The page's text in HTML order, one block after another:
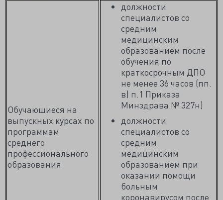
Обучающиеся на
выпускных курсах по
программам
среднего
профессионального
образования
должности
специалистов со
средним
медицинским
образованием после
обучения по
краткосрочным ДПО
не менее 36 часов (пп.
в) п.1 Приказа
Минздрава № 327н)
должности
специалистов со
средним
медицинским
образованием при
оказании помощи
больным
коронавирусом после